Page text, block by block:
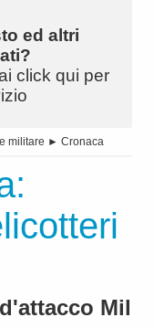
ed altri
click qui per
militare ► Cronaca
Mil